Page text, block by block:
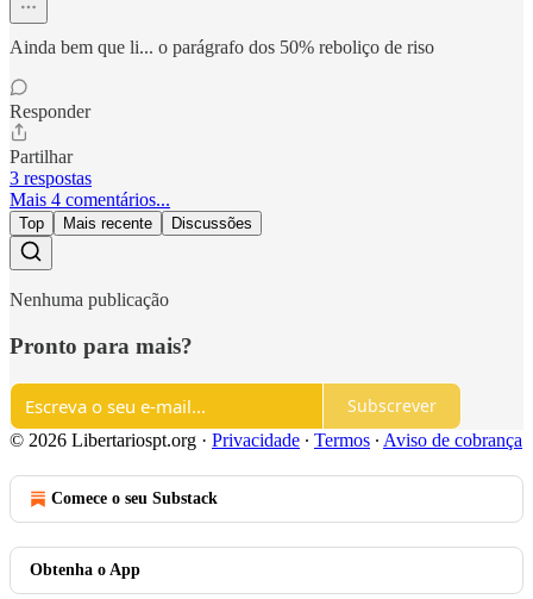
Ainda bem que li... o parágrafo dos 50% reboliço de riso
Responder
Partilhar
3 respostas
Mais 4 comentários...
Top Mais recente Discussões
Nenhuma publicação
Pronto para mais?
Subscrever
© 2026 Libertariospt.org · Privacidade ∙ Termos ∙ Aviso de cobrança
Comece o seu Substack
Obtenha o App